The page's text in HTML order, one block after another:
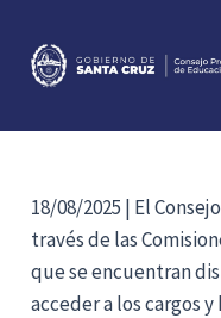
contenido
18/08/2025 | El
través de las
que se encuentran
acceder a los cargos